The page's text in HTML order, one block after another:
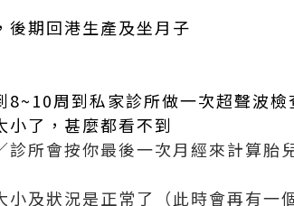
後期回港生產及坐月子
周到私家診所做一次超聲波檢
小了，甚麼都看不到
所會按你最後一次月經來計算胎
及狀況是正常了（此時會再有一